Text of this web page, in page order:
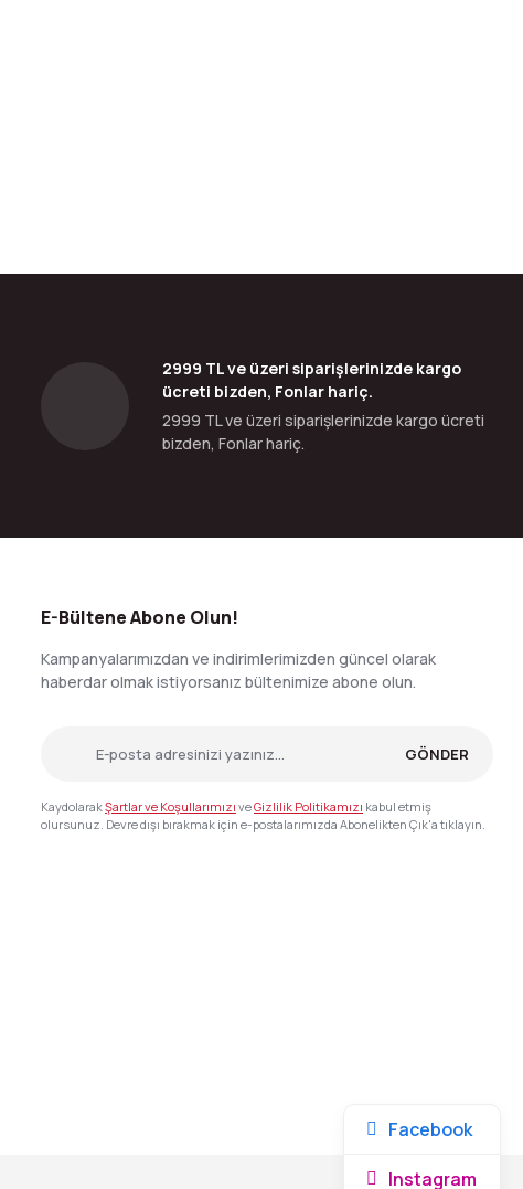
2999 TL ve üzeri siparişlerinizde kargo
ücreti bizden, Fonlar hariç.
2999 TL ve üzeri siparişlerinizde kargo ücreti
bizden, Fonlar hariç.
E-Bültene Abone Olun!
Kampanyalarımızdan ve indirimlerimizden güncel olarak
haberdar olmak istiyorsanız bültenimize abone olun.
GÖNDER
KaydolarakŞartlar ve Koşullarımızı veGizlilik Politikamızı kabul etmiş
olursunuz. Devre dışı bırakmak için e-postalarımızda Abonelikten Çık'a tıklayın.
Facebook
Instagram